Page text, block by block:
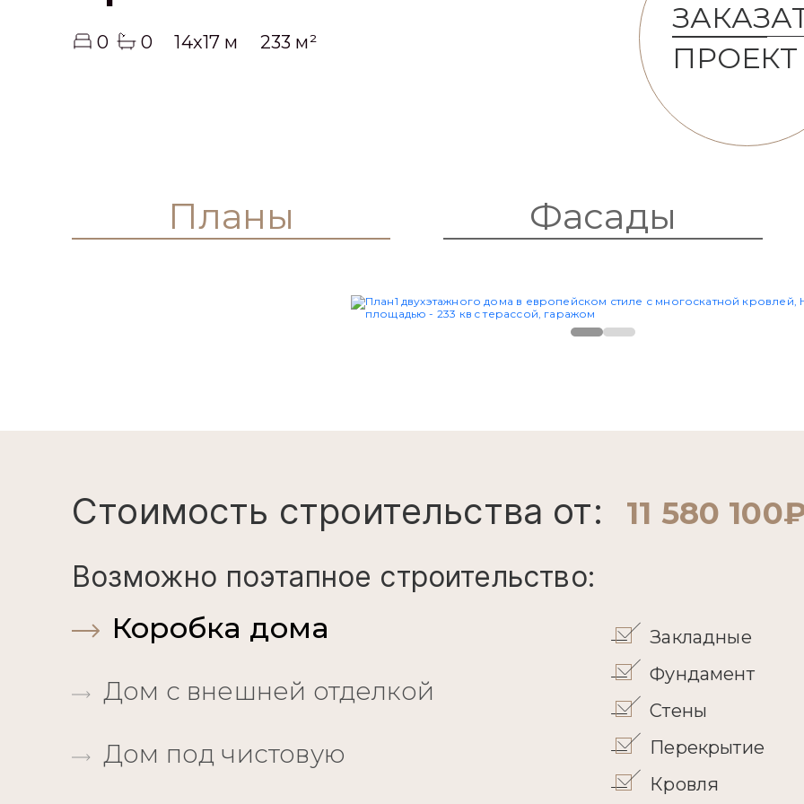
0 0 14x17 м 233 м²
ПРОЕКТ
Планы Фасады
Стоимость строительства от: 11 580
Возможно поэтапное строительство:
Коробка дома
Дом с внешней отделкой
Дом под чистовую
Закладные
Фундамент
Стены
Перекрытие
Кровля